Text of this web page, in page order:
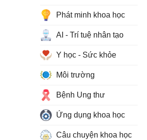
Phát minh khoa học
AI - Trí tuệ nhân tạo
Y học - Sức khỏe
Môi trường
Bệnh Ung thư
Ứng dụng khoa học
Câu chuyện khoa học